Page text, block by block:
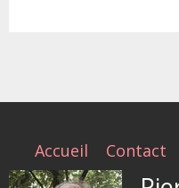
Accueil Contact